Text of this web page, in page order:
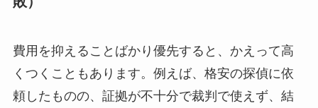
費用を抑えることばかり優先すると、かえって高
くつくこともあります。例えば、格安の探偵に依
頼したものの、証拠が不十分で裁判で使えず、結